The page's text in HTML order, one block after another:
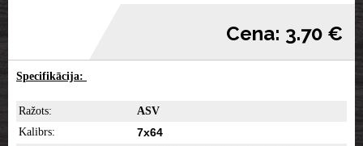
Cena: 3.70 €
Specifikācija:
Ražots:
ASV
Kalibrs:
7x64